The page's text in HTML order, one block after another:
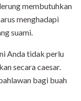
membutuhkan
menghadapi
suami.
Anda tidak perlu
secara caesar.
bagi buah